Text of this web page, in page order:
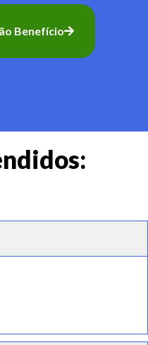
Benefício